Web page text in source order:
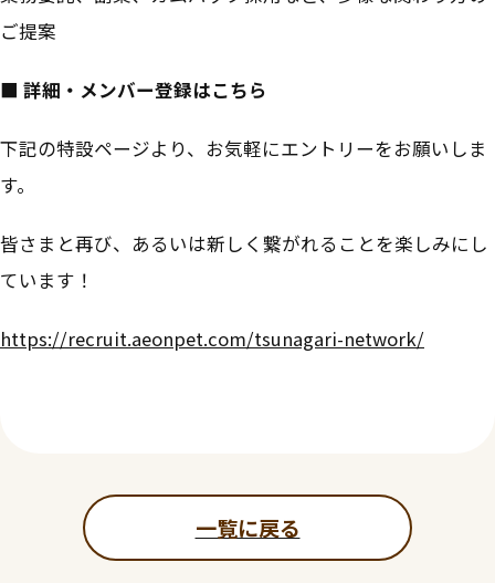
ご提案
■ 詳細・メンバー登録はこちら
下記の特設ページより、お気軽にエントリーをお願いしま
す。
皆さまと再び、あるいは新しく繋がれることを楽しみにし
ています！
https://recruit.aeonpet.com/tsunagari-network/
一覧に戻る